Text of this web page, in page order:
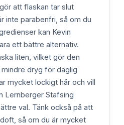
att flaskan tar slut
inte parabenfri, så om du
kan Kevin
ett bättre alternativ.
liten, vilket gör den
dryg för daglig
mycket lockigt hår och vill
Lernberger Stafsing
val. Tänk också på att
så om du är mycket